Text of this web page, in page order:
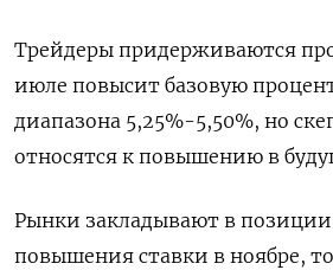
Трейдеры придерживаются
июле повысит базовую
диапазона 5,25%-5,50%, но
относятся к повышению в
Рынки закладывают в позиции
повышения ставки в ноябре,